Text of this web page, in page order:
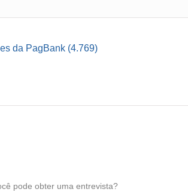
da PagBank (4.769)
pode obter uma entrevista?